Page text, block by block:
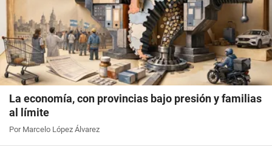
La economía, con provincias bajo presión y familias
al límite
Por Marcelo López Álvarez